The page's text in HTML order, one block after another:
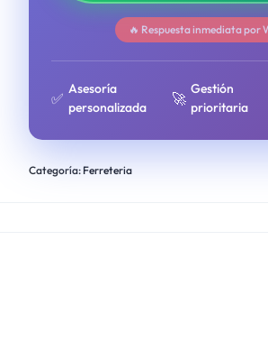
🔥 Respuesta inmediata por
✅
Asesoría
personalizada
🚀
Gestión
prioritaria
Categoría: Ferreteria